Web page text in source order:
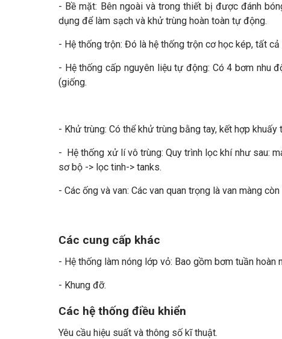
- Bề mặt: Bên ngoài và trong thiết bị được đánh
dụng để làm sạch và khử trùng hoàn toàn tự động.
- Hệ thống trộn: Đó là hệ thống trộn cơ học kép, tất
- Hệ thống cấp nguyên liệu tự động: Có 4 bơm nhu
(giống.
- Khử trùng: Có thể khử trùng bằng tay, kết hợp khuấy
- Hệ thống xử lí vô trùng: Quy trình lọc khí như sau:
sơ bộ -> lọc tinh-> tanks.
- Các ống và van: Các van quan trọng là van màng
Các cung cấp khác
- Hệ thống làm nóng lớp vỏ: Bao gồm bơm tuần
- Khung đỡ.
Các hệ thống điều khiển
Yêu cầu hiệu suất và thông số kĩ thuật.